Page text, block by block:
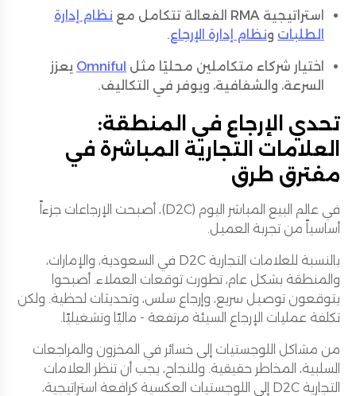
استراتيجية RMA الفعالة تتكامل مع
نظام إدارة
الطلبات ونظام إدارة الإرجاع.
اختيار شركاء متكاملين محليًا مثل Omniful يعزز
السرعة، والشفافية، ويوفر في التكاليف.
تحدي الإرجاع في المنطقة:
العلامات التجارية المباشرة في
مفترق طرق
في عالم البيع المباشر اليوم (D2C)، أصبحت الإرجاعات جزءاً
أساسياً من تجربة العميل.
بالنسبة للعلامات التجارية D2C في السعودية، والإمارات،
والمنطقة بشكل عام، تطورت توقعات العملاء. أصبحوا
يتوقعون توصيل سريع، وإرجاع سلس، وتحديثات لحظية. ولكن
تكلفة عمليات الإرجاع السيئة مرتفعة - ماليًا وتشغيليًا.
من مشاكل اللوجستيات إلى خسائر في المخزون والمراجعات
السلبية، المخاطر حقيقية. وللنجاح، يجب أن تنظر العلامات
التجارية D2C إلى اللوجستيات العكسية كرافعة استراتيجية،